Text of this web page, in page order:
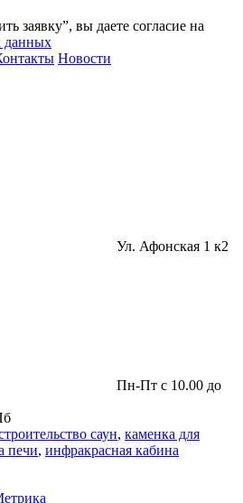
заявку”, вы даете согласие на
данных
Новости
Ул. Афонская 1 к2
Пн-Пт с 10.00 до
саун, каменка для
печи, инфракрасная кабина